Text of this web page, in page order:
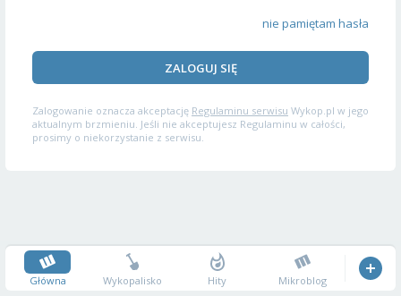
nie pamiętam hasła
ZALOGUJ SIĘ
Zalogowanie oznacza akceptację Regulaminu serwisu Wykop.pl w jego
aktualnym brzmieniu. Jeśli nie akceptujesz Regulaminu w całości,
prosimy o niekorzystanie z serwisu.
Główna Wykopalisko Hity Mikroblog